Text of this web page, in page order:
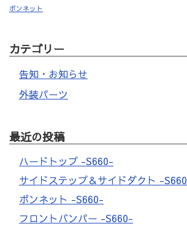
ボンネット
カテゴリー
告知・お知らせ
外装パーツ
最近の投稿
ハードトップ -S660-
サイドステップ＆サイドダクト -
ボンネット -S660-
フロントバンパー -S660-